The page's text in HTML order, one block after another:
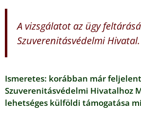
A vizsgálatot az ügy
Szuverenitásvédelmi Hivatal.
Ismeretes: korábban már
Szuverenitásvédelmi Hivatalhoz
lehetséges külföldi támogatása